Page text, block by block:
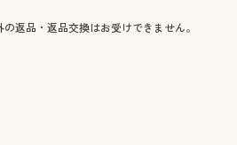
返品・返品交換はお受けできません。